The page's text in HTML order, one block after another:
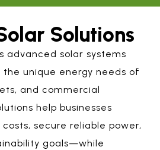
Solutions
advanced solar systems
unique energy needs of
and commercial
help businesses
secure reliable power,
goals—while